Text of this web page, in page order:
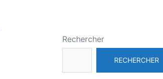
Rechercher
RECHERCHER